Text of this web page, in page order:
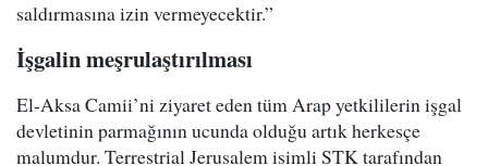
saldırmasına izin vermeyecektir.”
İşgalin meşrulaştırılması
El-Aksa Camii’ni ziyaret eden tüm Arap yetkililerin işgal
devletinin parmağının ucunda olduğu artık herkesçe
malumdur. Terrestrial Jerusalem isimli STK tarafından